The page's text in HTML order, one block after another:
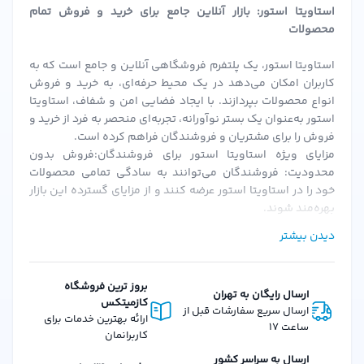
آیا برای کودکان قابل استفاده است؟
آیا این کرم ضد آب است؟
این محصول مقاومت خوبی در برابر آب دارد، اما برای
فعالیت‌های شدید آبی، ضدآفتاب‌های مخصوص ورزش توصیه
می‌شود.
جمع‌بندی
40 میلی‌لیتر
پوست شماست. با خرید ازاستاویتا استور، از اصالت کالا و
خدمات پس از فروش مطمئن بهره‌مند شوید. همین امروز این
محصول را به سبد مراقبت از پوست خود اضافه کنید و تفاوت را
احساس نمایید!
کلمات کلیدی: کرم ضد آفتاب، ضد آفتاب فیس دوکس،
استاویتا استور: بازار آنلاین جامع برای خرید و فروش تمام
محصولات
استاویتا استور، یک پلتفرم فروشگاهی آنلاین و جامع است که به
کاربران امکان می‌دهد در یک محیط حرفه‌ای، به خرید و فروش
انواع محصولات بپردازند. با ایجاد فضایی امن و شفاف، استاویتا
استور به‌عنوان یک بستر نوآورانه، تجربه‌ای منحصر به فرد از خرید و
فروش را برای مشتریان و فروشندگان فراهم کرده است.
مزایای ویژه استاویتا استور برای فروشندگان:فروش بدون
محدودیت: فروشندگان می‌توانند به سادگی تمامی محصولات
خود را در استاویتا استور عرضه کنند و از مزایای گسترده این بازار
بهره‌مند شوند.
فروشندگان می‌توانند به سرعت فعالیت خود را آغاز کنند.
کمیسیون‌های منعطف: استاویتا استور با ارائه کمیسیون‌های
قابل تنظیم، شرایطی را فراهم می‌کند که فروشندگان بتوانند به
بهترین نحو از پلتفرم استفاده کنند.
امکانات و ویژگی‌های استاویتا استور برای مشتریان:تنوع گسترده
محصولات: از لوازم آرایشی، بهداشتی، عطرها و محصولات دیگر، تا
کالاهای دیجیتال و فیزیکی، استاویتا استور همه نیازهای شما را
دیدن بیشتر
ارسال رایگان به تهران
ارسال سریع سفارشات قبل از
ساعت 17
بروز ترین فروشگاه
کازمیتکس
ارائه بهترین خدمات برای
کاربرانمان
ارسال به سراسر کشور